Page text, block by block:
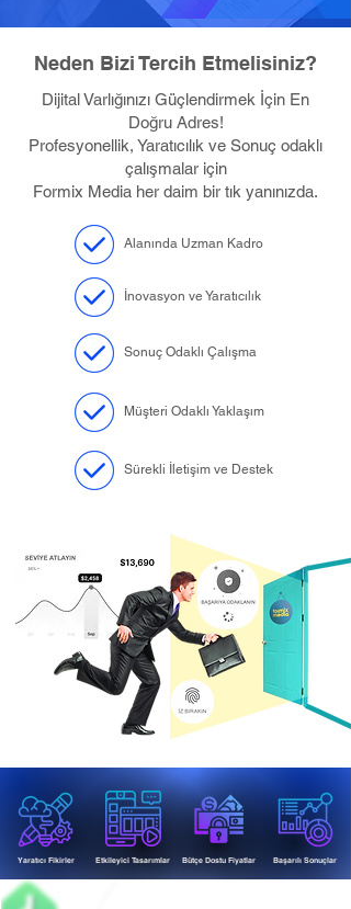
Neden Bizi Tercih Etmelisiniz?
Dijital Varlığınızı Güçlendirmek İçin En
Doğru Adres!
Profesyonellik, Yaratıcılık ve Sonuç odaklı
çalışmalar için
Formix Media her daim bir tık yanınızda.
Alanında Uzman Kadro
İnovasyon ve Yaratıcılık
Sonuç Odaklı Çalışma
Müşteri Odaklı Yaklaşım
Sürekli İletişim ve Destek
Yaratıcı Fikirler Etkileyici Tasarımlar Bütçe Dostu Fiyatlar Başarılı Sonuçlar